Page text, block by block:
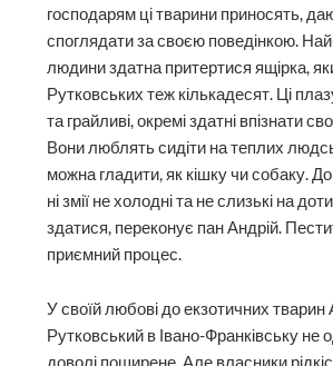
господарям ці тварини приносять,
споглядати за своєю поведінкою.
людини здатна притертися ящірка,
Рутковських теж кількадесят. Ці
та грайливі, окремі здатні впізнати
Вони люблять сидіти на теплих
можна гладити, як кішку чи собаку. До
ні змії не холодні та не слизькі на
здатися, переконує пан Андрій.
приємний процес.
У своїй любові до екзотичних тварин
Рутковський в Івано-Франківську не